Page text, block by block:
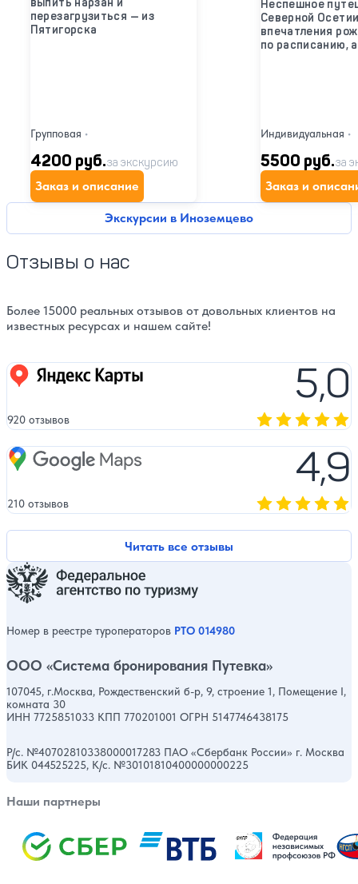
Экскурсии в Иноземцево
выпить нарзан и
перезагрузиться — из
Пятигорска
Групповая •
4200 руб.за экскурсию
Заказ и описание
Неспешное
Северной
впечатления
по расписанию,
Индивидуальная •
5500 руб.за
Заказ и
Отзывы о нас
Более 15000 реальных отзывов от довольных клиентов на
известных ресурсах и нашем сайте!
Читать все отзывы
Яндекс карты 5,0
920 отзывов
Google Maps 4,9
210 отзывов
Номер в реестре туроператоров РТО 014980
ООО «Система бронирования Путевка»
107045, г.Москва, Рождественский б-р, 9, строение 1, Помещение I,
комната 30
ИНН 7725851033 КПП 770201001 ОГРН 5147746438175
Р/с. №40702810338000017283 ПАО «Сбербанк России» г. Москва
БИК 044525225, К/с. №30101810400000000225
Наши партнеры